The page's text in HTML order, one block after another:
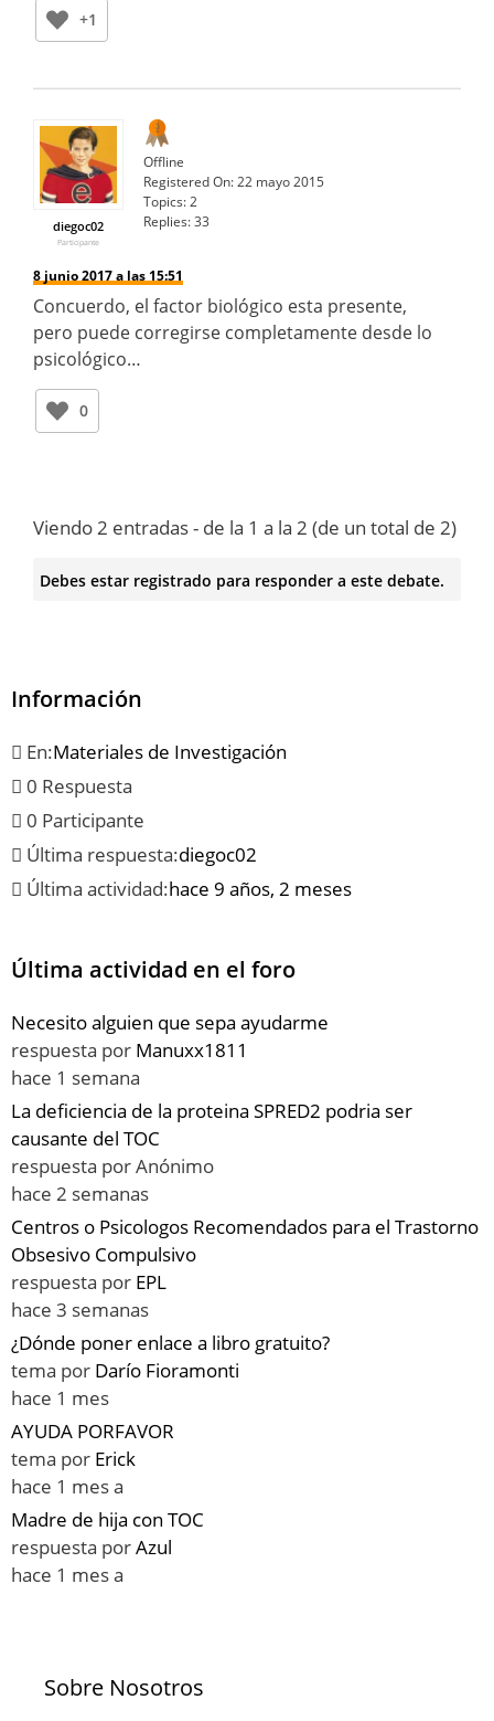
+1
diegoc02
Participante
Offline
Registered On:22 mayo 2015
Topics:2
Replies:33
8 junio 2017 a las 15:51
Concuerdo, el factor biológico esta presente,
pero puede corregirse completamente desde lo
psicológico…
0
Viendo 2 entradas - de la 1 a la 2 (de un total de 2)
Debes estar registrado para responder a este debate.
Información
En:Materiales de Investigación
0 Respuesta
0 Participante
Última respuesta:diegoc02
Última actividad:hace 9 años, 2 meses
Última actividad en el foro
Necesito alguien que sepa ayudarme
respuesta por Manuxx1811
hace 1 semana
La deficiencia de la proteina SPRED2 podria ser
causante del TOC
respuesta porAnónimo
hace 2 semanas
Centros o Psicologos Recomendados para el Trastorno
Obsesivo Compulsivo
respuesta por EPL
hace 3 semanas
¿Dónde poner enlace a libro gratuito?
tema por Darío Fioramonti
hace 1 mes
AYUDA PORFAVOR
tema por Erick
hace 1 mes a
Madre de hija con TOC
respuesta porAzul
hace 1 mes a
Sobre Nosotros